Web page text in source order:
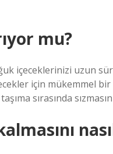
mu?
içeceklerinizi uzun
için mükemmel
sırasında